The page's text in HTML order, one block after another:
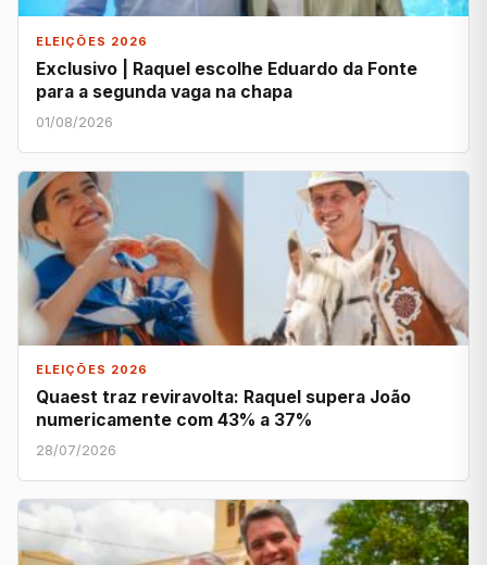
ELEIÇÕES 2026
Exclusivo | Raquel escolhe Eduardo da Fonte
para a segunda vaga na chapa
01/08/2026
ELEIÇÕES 2026
Quaest traz reviravolta: Raquel supera João
numericamente com 43% a 37%
28/07/2026